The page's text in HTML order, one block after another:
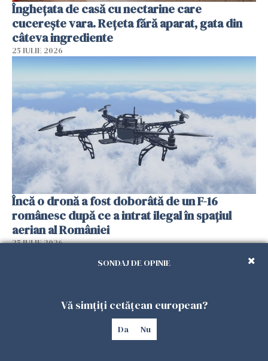
Înghețata de casă cu nectarine care
cucerește vara. Rețeta fără aparat, gata din
câteva ingrediente
25 IULIE 2026
Încă o dronă a fost doborâtă de un F-16
românesc după ce a intrat ilegal în spațiul
aerian al României
25 IULIE 2026
SONDAJ DE OPINIE
Vă simțiți cetățean european?
Da Nu